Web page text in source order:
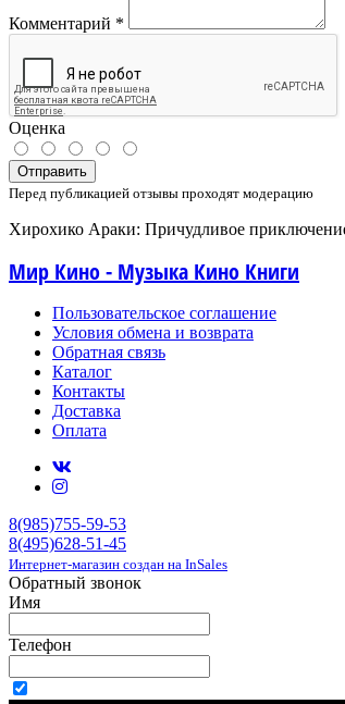
Комментарий *
Оценка
Отправить
Перед публикацией отзывы проходят модерацию
Хирохико Араки: Причудливое
Мир Кино - Музыка Кино Книги
Пользовательское соглашение
Условия обмена и возврата
Обратная связь
Каталог
Контакты
Доставка
Оплата
8(985)755-59-53
8(495)628-51-45
Интернет-магазин создан на InSales
Обратный звонок
Имя
Телефон